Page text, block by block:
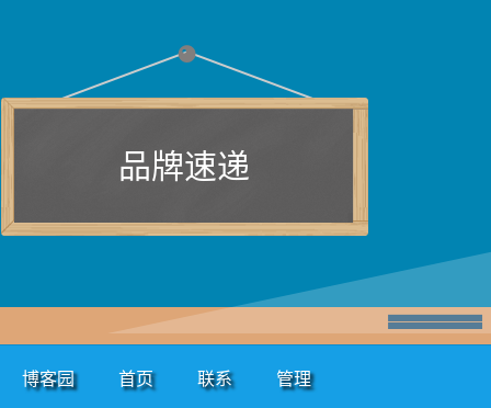
品牌速递
博客园 首页 联系 管理